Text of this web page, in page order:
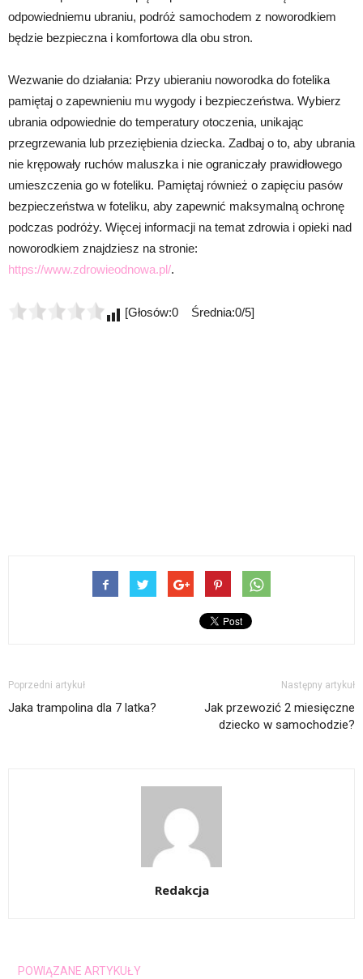
odpowiedniemu ubraniu, podróż samochodem z noworodkiem
będzie bezpieczna i komfortowa dla obu stron.
Wezwanie do działania: Przy ubieraniu noworodka do fotelika
pamiętaj o zapewnieniu mu wygody i bezpieczeństwa. Wybierz
ubrania odpowiednie do temperatury otoczenia, unikając
przegrzewania lub przeziębienia dziecka. Zadbaj o to, aby ubrania
nie krępowały ruchów maluszka i nie ograniczały prawidłowego
umieszczenia go w foteliku. Pamiętaj również o zapięciu pasów
bezpieczeństwa w foteliku, aby zapewnić maksymalną ochronę
podczas podróży. Więcej informacji na temat zdrowia i opieki nad
noworodkiem znajdziesz na stronie:
https://www.zdrowieodnowa.pl/.
[Głosów:0 Średnia:0/5]
Poprzedni artykuł
Jaka trampolina dla 7 latka?
Następny artykuł
Jak przewozić 2 miesięczne
dziecko w samochodzie?
Redakcja
POWIĄZANE ARTYKUŁY